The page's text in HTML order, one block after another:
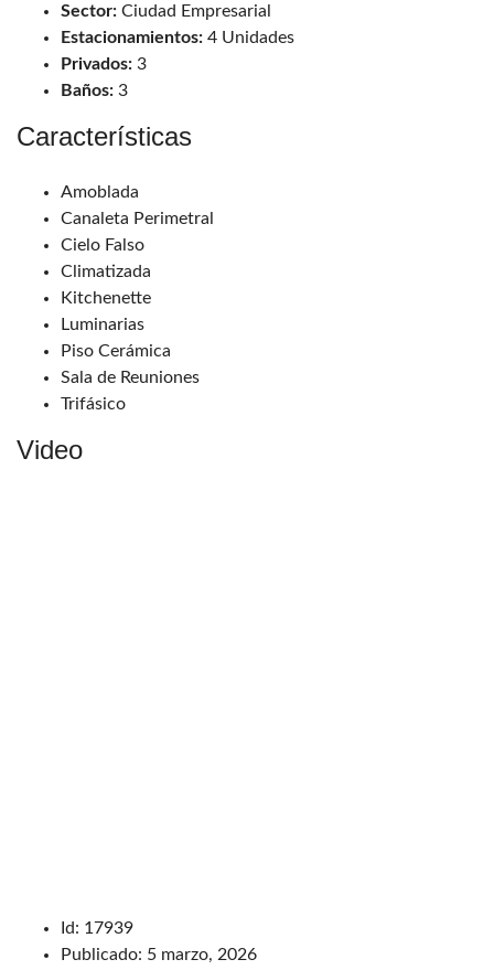
Sector: Ciudad Empresarial
Estacionamientos: 4 Unidades
Privados: 3
Baños: 3
Características
Amoblada
Canaleta Perimetral
Cielo Falso
Climatizada
Kitchenette
Luminarias
Piso Cerámica
Sala de Reuniones
Trifásico
Video
Id: 17939
Publicado: 5 marzo, 2026